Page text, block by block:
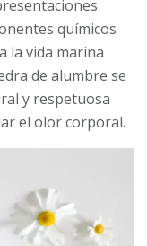
químicos
la vida marina
de alumbre se
y respetuosa
el olor corporal.